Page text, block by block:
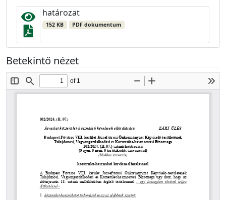
határozat
152 KB PDF dokumentum
Betekintő nézet